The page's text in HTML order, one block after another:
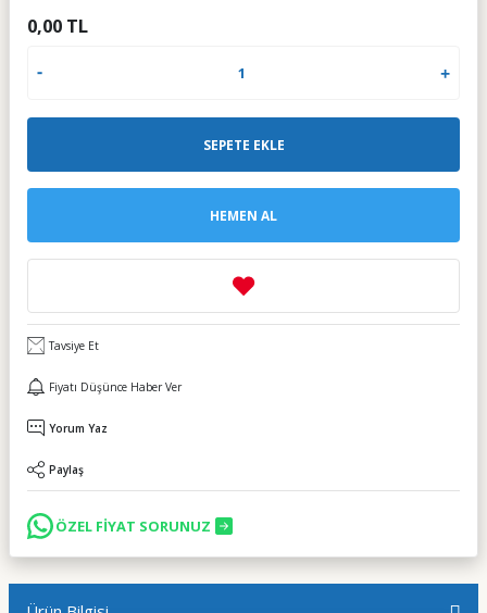
0,00 TL
SEPETE EKLE
HEMEN AL
Tavsiye Et
Fiyatı Düşünce Haber Ver
Yorum Yaz
Paylaş
ÖZEL FİYAT SORUNUZ